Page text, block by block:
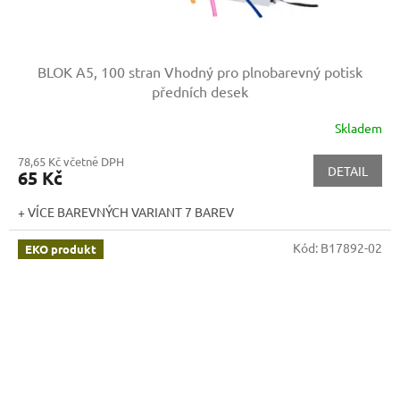
BLOK A5, 100 stran Vhodný pro plnobarevný potisk
předních desek
Skladem
78,65 Kč včetně DPH
65 Kč DETAIL
+ VÍCE BAREVNÝCH VARIANT 7 BAREV
EKO produkt Kód: B17892-02